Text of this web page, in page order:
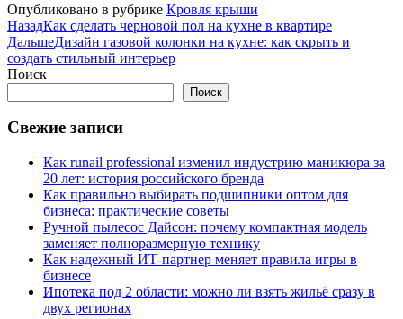
Опубликовано в рубрике Кровля крыши
НазадКак сделать черновой пол на кухне в квартире
ДальшеДизайн газовой колонки на кухне: как скрыть и
создать стильный интерьер
Поиск
Поиск
Свежие записи
Как runail professional изменил индустрию маникюра за
20 лет: история российского бренда
Как правильно выбирать подшипники оптом для
бизнеса: практические советы
Ручной пылесос Дайсон: почему компактная модель
заменяет полноразмерную технику
Как надежный ИТ-партнер меняет правила игры в
бизнесе
Ипотека под 2 области: можно ли взять жильё сразу в
двух регионах